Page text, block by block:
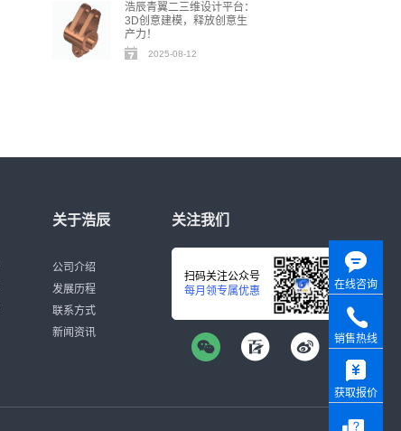
浩辰青翼二三维设计平台：
3D创意建模，释放创意生
产力！
2025-08-12
关于浩辰
公司介绍
发展历程
联系方式
新闻资讯
关注我们
扫码关注公众号
每月领专属优惠
在线咨询
销售热线
获取报价